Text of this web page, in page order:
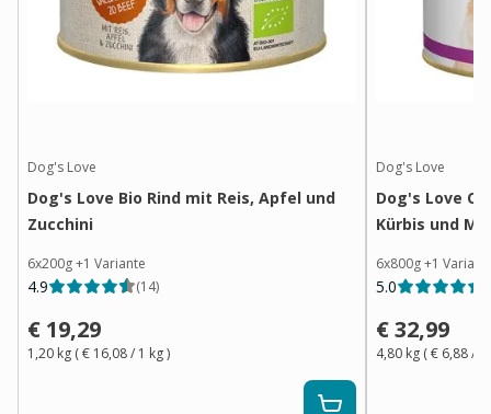
Dog's Love
Dog's Love Bio Rind mit Reis, Apfel und
Zucchini
6x200g+1 Variante
4.9 (14)
€ 19,29
1,20 kg (€ 16,08/ 1 kg)
Dog's Love
Dog's Love
Kürbis und
6x800g+1
5.0
€ 32,99
4,80 kg (€ 6,88/ 1